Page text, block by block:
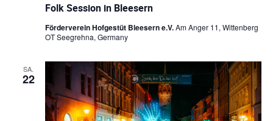
Folk Session in Bleesern
Förderverein Hofgestüt Bleesern e.V.Am Anger 11, Wittenberg
OT Seegrehna, Germany
SA.
22